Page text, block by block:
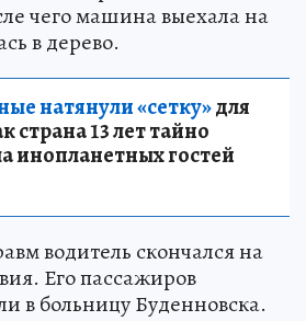
чего машина выехала на
в дерево.
натянули «сетку»для
страна 13 лет тайно
инопланетных гостей
водитель скончался на
Его пассажиров
в больницу Буденновска.